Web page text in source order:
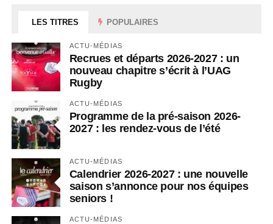
LES TITRES POPULAIRES
ACTU-MÉDIAS
Recrues et départs 2026-2027 : un
nouveau chapitre s’écrit à l’UAG
Rugby
ACTU-MÉDIAS
Programme de la pré-saison 2026-
2027 : les rendez-vous de l’été
ACTU-MÉDIAS
Calendrier 2026-2027 : une nouvelle
saison s’annonce pour nos équipes
seniors !
ACTU-MÉDIAS